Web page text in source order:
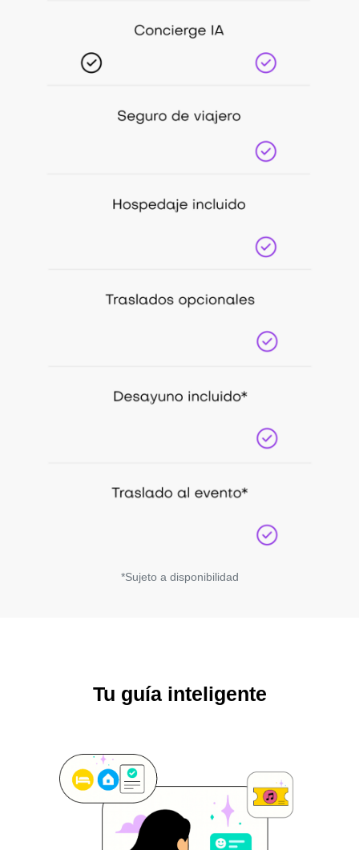
*Sujeto a disponibilidad
Tu guía inteligente